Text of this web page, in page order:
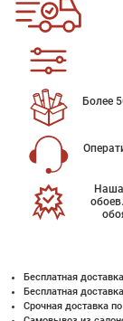
Более
Бесплатная
Бесплатная
Срочная доставка